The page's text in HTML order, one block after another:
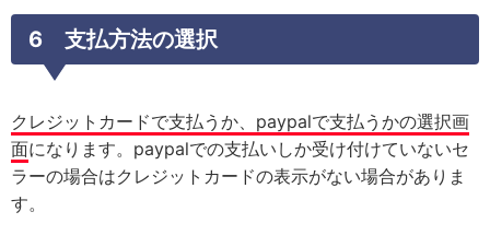
6 支払方法の選択
クレジットカードで支払うか、paypalで支払うかの選択画
面になります。paypalでの支払いしか受け付けていないセ
ラーの場合はクレジットカードの表示がない場合がありま
す。